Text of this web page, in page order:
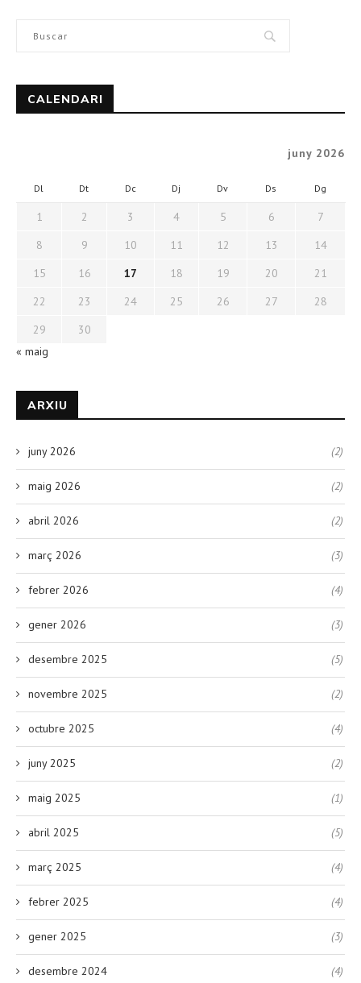
CALENDARI
juny 2026
Dl Dt Dc Dj Dv Ds Dg
1 2 3 4 5 6
7
8
9 10 11 12 13
14
15
16 17 18 19 20
21
22
23 24 25 26 27
28
29
30
« maig
ARXIU
juny 2026 (2)
maig 2026 (2)
abril 2026 (2)
març 2026 (3)
febrer 2026 (4)
gener 2026 (3)
desembre 2025 (5)
novembre 2025 (2)
octubre 2025 (4)
juny 2025 (2)
maig 2025 (1)
abril 2025 (5)
març 2025 (4)
febrer 2025 (4)
gener 2025 (3)
desembre 2024 (4)